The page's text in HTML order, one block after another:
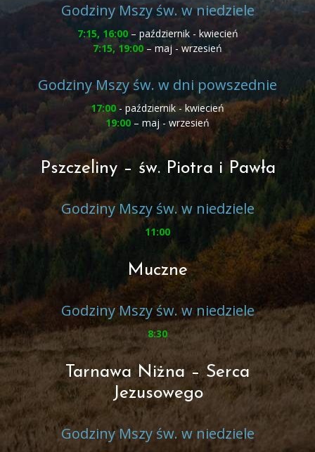
Godziny Mszy św. w niedziele
7:15, 16:00– październik - kwiecień
7:15, 19:00 – maj - wrzesień
Godziny Mszy św. w dni powszednie
17:00 - październik - kwiecień
19:00 – maj - wrzesień
Pszczeliny – św. Piotra i Pawła
Godziny Mszy św. w niedziele
11:00
Muczne
Godziny Mszy św. w niedziele
8:30
Tarnawa Niżna – Serca
Jezusowego
Godziny Mszy św. w niedziele